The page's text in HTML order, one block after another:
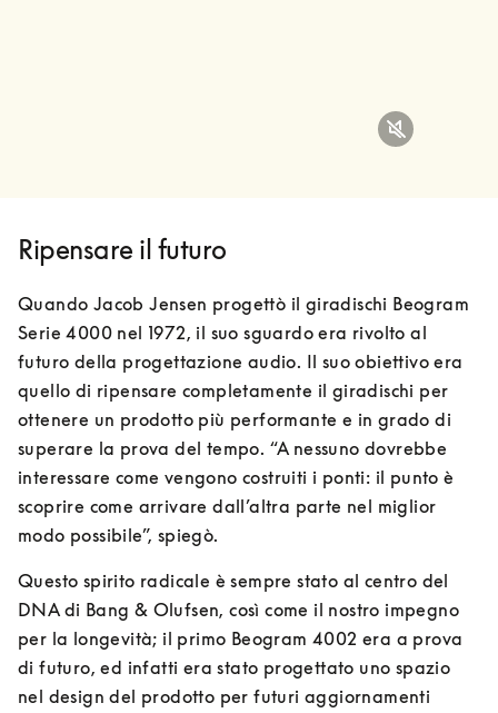
Ripensare il futuro
Quando Jacob Jensen progettò il giradischi Beogram
Serie 4000 nel 1972, il suo sguardo era rivolto al
futuro della progettazione audio. Il suo obiettivo era
quello di ripensare completamente il giradischi per
ottenere un prodotto più performante e in grado di
superare la prova del tempo. “A nessuno dovrebbe
interessare come vengono costruiti i ponti: il punto è
scoprire come arrivare dall’altra parte nel miglior
modo possibile”, spiegò.
Questo spirito radicale è sempre stato al centro del
DNA di Bang & Olufsen, così come il nostro impegno
per la longevità; il primo Beogram 4002 era a prova
di futuro, ed infatti era stato progettato uno spazio
nel design del prodotto per futuri aggiornamenti